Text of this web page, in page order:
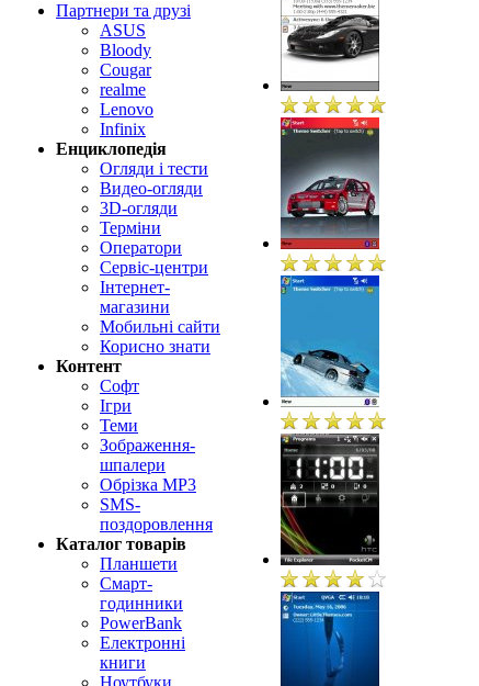
Партнери та друзі
ASUS
Bloody
Cougar
realme
Lenovo
Infinix
Енциклопедія
Огляди і тести
Видео-огляди
3D-огляди
Терміни
Оператори
Сервіс-центри
Інтернет-
магазини
Мобильні сайти
Корисно знати
Контент
Софт
Ігри
Теми
Зображення-
шпалери
Обрізка MP3
SMS-
поздоровлення
Каталог товарів
Планшети
Смарт-
годинники
PowerBank
Електронні
книги
Ноутбуки